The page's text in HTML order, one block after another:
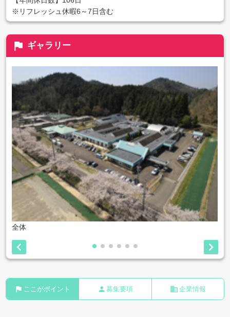
※リフレッシュ休暇6～7日含む
flag ギャラリー
全体
 
flag ここがポイント person 募集要項 business 企業情報